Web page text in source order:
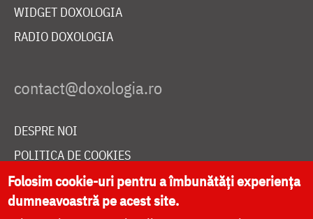
WIDGET DOXOLOGIA
RADIO DOXOLOGIA
DESPRE NOI
POLITICA DE COOKIES
DONEAZĂ ONLINE PENTRU CATEDRALA NAȚIONALĂ
Folosim cookie-uri pentru a îmbunătăți experiența
dumneavoastră pe acest site.